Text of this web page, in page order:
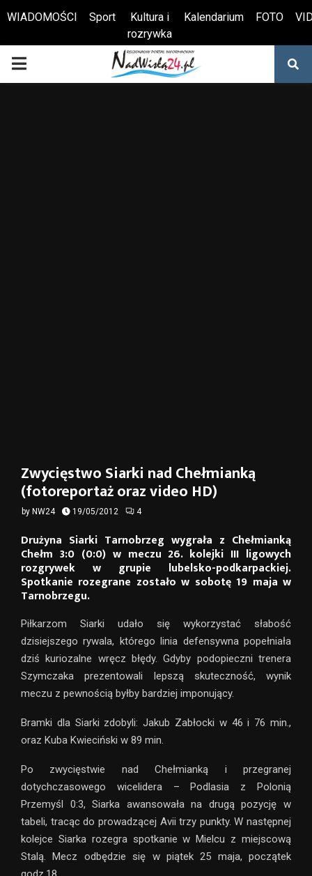
Otwórz pasek narzędzi
WIADOMOŚCI Sport
Kultura i
rozrywka
Kalendarium FOTO
PRIMARY
Zwycięstwo Siarki nad Chełmianką
(fotoreportaż oraz video HD)
by NW24 19/05/2012 4
Drużyna Siarki Tarnobrzeg wygrała z Chełmianką
Chełm 3:0 (0:0) w meczu 26. kolejki III ligowych
rozgrywek w grupie lubelsko-podkarpackiej.
Spotkanie rozegrane zostało w sobotę 19 maja w
Tarnobrzegu.
Piłkarzom Siarki udało się wykorzystać słabość
dzisiejszego rywala, którego linia defensywna popełniała
dziś kuriozalne wręcz błędy. Gdyby podopieczni trenera
Szymczaka prezentowali lepszą skuteczność, wynik
meczu z pewnością byłby bardziej imponujący.
Bramki dla Siarki zdobyli: Jakub Zabłocki w 46 i 76 min.,
oraz Kuba Kwieciński w 89 min.
Po zwycięstwie nad Chełmianką i przegranej
dotychczasowego wicelidera – Podlasia z Polonią
Przemyśl 0:3, Siarka awansowała na drugą pozycję w
tabeli, tracąc do prowadzącej Avii trzy punkty. W następnej
kolejce Siarka rozegra spotkanie w Mielcu z miejscową
Stalą. Mecz odbędzie się w piątek 25 maja, początek